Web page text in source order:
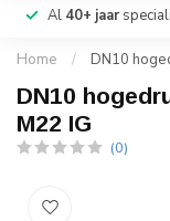
Al 40+ jaar
Home / DN10
DN10
M22 IG
(0)